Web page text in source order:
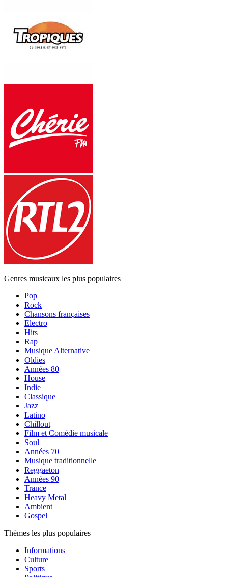
Genres musicaux les plus populaires
Pop
Rock
Chansons françaises
Electro
Hits
Rap
Musique Alternative
Oldies
Années 80
House
Indie
Classique
Jazz
Latino
Chillout
Film et Comédie musicale
Soul
Années 70
Musique traditionnelle
Reggaeton
Années 90
Trance
Heavy Metal
Ambient
Gospel
Thèmes les plus populaires
Informations
Culture
Sports